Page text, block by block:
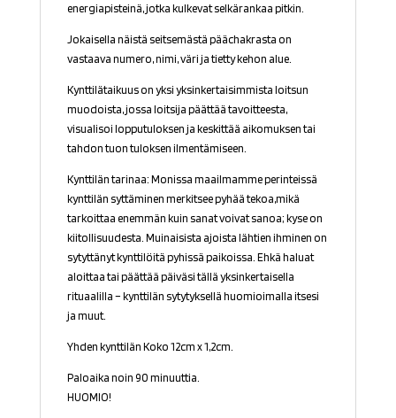
energiapisteinä, jotka kulkevat selkärankaa pitkin.
Jokaisella näistä seitsemästä päächakrasta on
vastaava numero, nimi, väri ja tietty kehon alue.
Kynttilätaikuus on yksi yksinkertaisimmista loitsun
muodoista, jossa loitsija päättää tavoitteesta,
visualisoi lopputuloksen ja keskittää aikomuksen tai
tahdon tuon tuloksen ilmentämiseen.
Kynttilän tarinaa: Monissa maailmamme perinteissä
kynttilän syttäminen merkitsee pyhää tekoa,mikä
tarkoittaa enemmän kuin sanat voivat sanoa; kyse on
kiitollisuudesta. Muinaisista ajoista lähtien ihminen on
sytyttänyt kynttilöitä pyhissä paikoissa. Ehkä haluat
aloittaa tai päättää päiväsi tällä yksinkertaisella
rituaalilla – kynttilän sytytyksellä huomioimalla itsesi
ja muut.
Yhden kynttilän Koko 12cm x 1,2cm.
Paloaika noin 90 minuuttia.
HUOMIO!